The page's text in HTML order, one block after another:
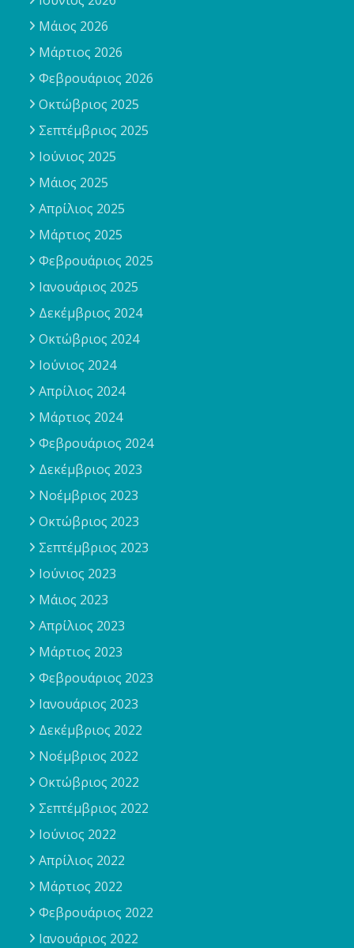
Μάιος 2026
Μάρτιος 2026
Φεβρουάριος 2026
Οκτώβριος 2025
Σεπτέμβριος 2025
Ιούνιος 2025
Μάιος 2025
Απρίλιος 2025
Μάρτιος 2025
Φεβρουάριος 2025
Ιανουάριος 2025
Δεκέμβριος 2024
Οκτώβριος 2024
Ιούνιος 2024
Απρίλιος 2024
Μάρτιος 2024
Φεβρουάριος 2024
Δεκέμβριος 2023
Νοέμβριος 2023
Οκτώβριος 2023
Σεπτέμβριος 2023
Ιούνιος 2023
Μάιος 2023
Απρίλιος 2023
Μάρτιος 2023
Φεβρουάριος 2023
Ιανουάριος 2023
Δεκέμβριος 2022
Νοέμβριος 2022
Οκτώβριος 2022
Σεπτέμβριος 2022
Ιούνιος 2022
Απρίλιος 2022
Μάρτιος 2022
Φεβρουάριος 2022
Ιανουάριος 2022